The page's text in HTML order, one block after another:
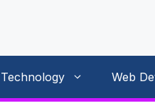
Technology Web